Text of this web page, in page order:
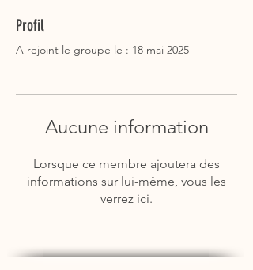
Profil
A rejoint le groupe le : 18 mai 2025
Aucune information
Lorsque ce membre ajoutera des
informations sur lui-même, vous les
verrez ici.